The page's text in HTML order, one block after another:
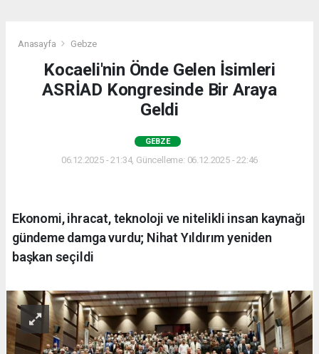
Anasayfa Gebze
Kocaeli'nin Önde Gelen İsimleri
ASRİAD Kongresinde Bir Araya
Geldi
GEBZE
06.12.2025 - 21:34, Güncelleme: 06.12.2025 - 22:46
Ekonomi, ihracat, teknoloji ve nitelikli insan kaynağı
gündeme damga vurdu; Nihat Yıldırım yeniden
başkan seçildi